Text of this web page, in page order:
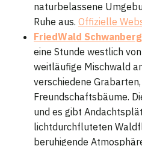
naturbelassene
Ruhe aus. Offizielle
FriedWald
eine Stunde westlich
weitläufige Mischwald
verschiedene
Freundschaftsbäume.
und es gibt
lichtdurchfluteten
beruhigende